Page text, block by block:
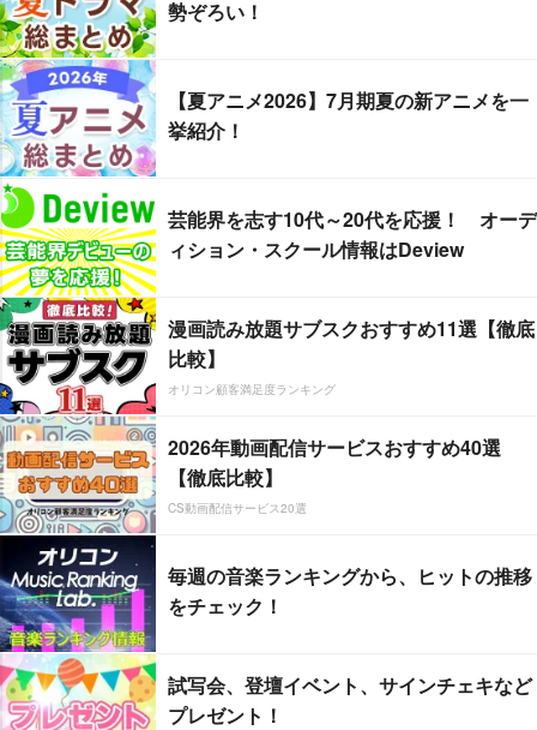
勢ぞろい！
【夏アニメ2026】7月期夏の新アニメを一
挙紹介！
芸能界を志す10代～20代を応援！ オーデ
ィション・スクール情報はDeview
漫画読み放題サブスクおすすめ11選【徹底
比較】
オリコン顧客満足度ランキング
2026年動画配信サービスおすすめ40選
【徹底比較】
CS動画配信サービス20選
毎週の音楽ランキングから、ヒットの推移
をチェック！
試写会、登壇イベント、サインチェキなど
プレゼント！